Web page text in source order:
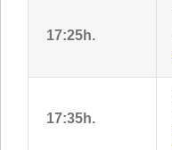
17:25h.
17:35h.